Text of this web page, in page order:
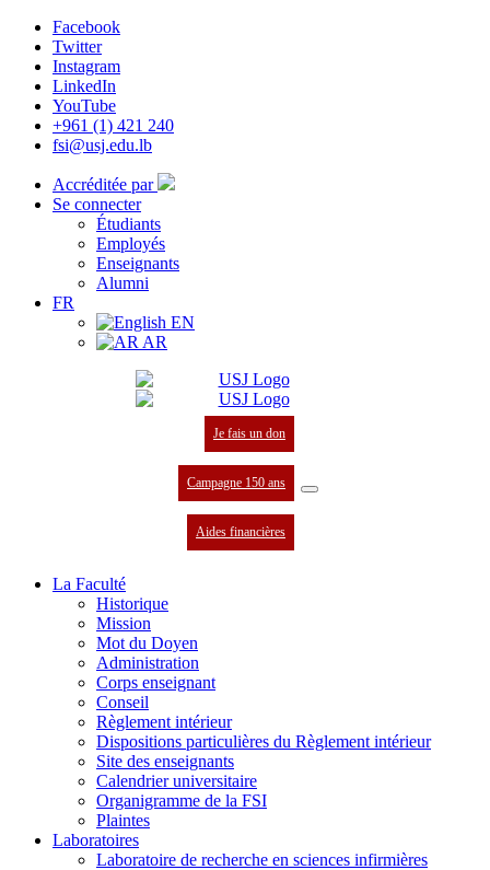
Facebook
Twitter
Instagram
LinkedIn
YouTube
+961 (1) 421 240
fsi@usj.edu.lb
Accréditée par
Se connecter
Étudiants
Employés
Enseignants
Alumni
FR
EN
AR
Je fais un don
Campagne 150 ans
Aides financières
La Faculté
Historique
Mission
Mot du Doyen
Administration
Corps enseignant
Conseil
Règlement intérieur
Dispositions particulières du Règlement intérieur
Site des enseignants
Calendrier universitaire
Organigramme de la FSI
Plaintes
Laboratoires
Laboratoire de recherche en sciences infirmières